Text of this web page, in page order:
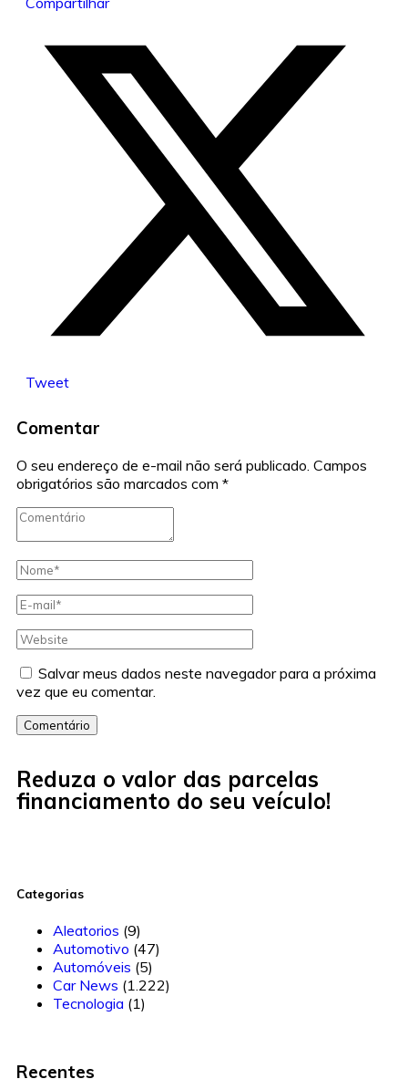
Tweet
Comentar
O seu endereço de e-mail não será publicado. Campos
obrigatórios são marcados com *
Salvar meus dados neste navegador para a próxima
vez que eu comentar.
Comentário
Reduza o valor das parcelas
financiamento do seu veículo!
Categorias
Aleatorios (9)
Automotivo (47)
Automóveis (5)
Car News (1.222)
Tecnologia (1)
Recentes